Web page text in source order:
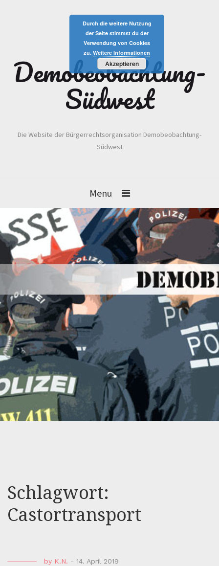
Demobeobachtung-
Südwest
Die Website der Bürgerrechtsorganisation Demobeobachtung-
Südwest
Menu
Schlagwort:
Castortransport
by K.N. - 14. April 2019
Durch die weitere Nutzung
der Seite stimmst du der
Verwendung von Cookies
zu. Weitere Informationen
Akzeptieren